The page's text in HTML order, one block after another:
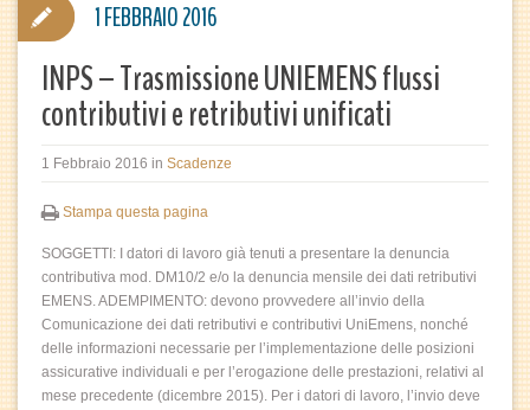
INPS – Trasmissione UNIEMENS flussi
contributivi e retributivi unificati
1 Febbraio 2016 in Scadenze
Stampa questa pagina
SOGGETTI: I datori di lavoro già tenuti a presentare la denuncia
contributiva mod. DM10/2 e/o la denuncia mensile dei dati retributivi
EMENS. ADEMPIMENTO: devono provvedere all’invio della
Comunicazione dei dati retributivi e contributivi UniEmens, nonché
delle informazioni necessarie per l’implementazione delle posizioni
assicurative individuali e per l’erogazione delle prestazioni, relativi al
mese precedente (dicembre 2015). Per i datori di lavoro, l’invio deve
1 FEBBRAIO 2016